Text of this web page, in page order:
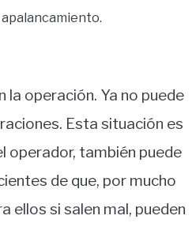
operación. Ya no puede
Esta situación es
operador, también puede
de que, por mucho
ellos si salen mal, pueden